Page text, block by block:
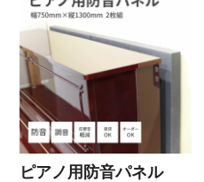
ピアノ用防音パネル